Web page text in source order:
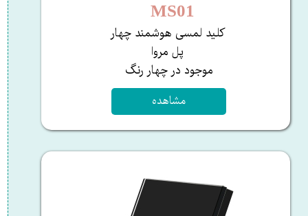
مشاهده
کلید لمسی هوشمند چهار
پل مروا
​​​​​​​موجود در چهار رنگ ​​​​​​​​​​​​​
MS01